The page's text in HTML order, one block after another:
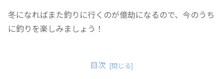
冬になればまた釣りに行くのが億劫になるので、今のうち
に釣りを楽しみましょう！
目次